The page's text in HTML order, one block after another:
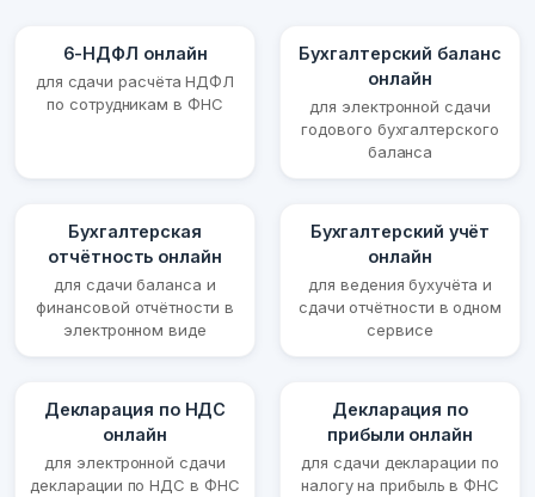
6-НДФЛ онлайн
для сдачи расчёта НДФЛ
по сотрудникам в ФНС
Бухгалтерский баланс
онлайн
для электронной сдачи
годового бухгалтерского
баланса
Бухгалтерская
отчётность онлайн
для сдачи баланса и
финансовой отчётности в
электронном виде
Бухгалтерский учёт
онлайн
для ведения бухучёта и
сдачи отчётности в одном
сервисе
Декларация по НДС
онлайн
для электронной сдачи
декларации по НДС в ФНС
Декларация по
прибыли онлайн
для сдачи декларации по
налогу на прибыль в ФНС